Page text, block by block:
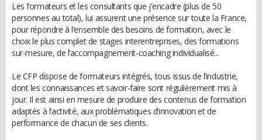
Les formateurs et les consultants que j'encadre (plus de 50
personnes au total), lui assurent une présence sur toute la France,
pour répondre à l’ensemble des besoins de formation, avec le
choix le plus complet de stages interentreprises, des formations
sur-mesure, de l’accompagnement-coaching individualisé...
Le CFP dispose de formateurs intégrés, tous issus de l’industrie,
dont les connaissances et savoir-faire sont régulièrement mis à
jour. Il est ainsi en mesure de produire des contenus de formation
adaptés à l’activité, aux problématiques d’innovation et de
performance de chacun de ses clients.